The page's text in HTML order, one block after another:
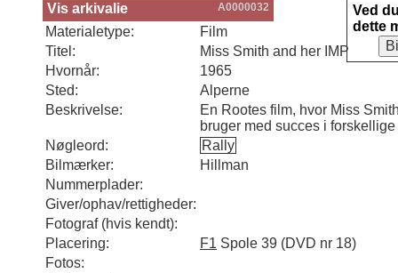
Vis arkivalie A0000032
Ved
dette
Materialetype:
Film
Titel:
Miss Smith and her IMP
Hvornår:
1965
Sted:
Alperne
Beskrivelse:
En Rootes film, hvor Miss
bruger med succes i
Nøgleord:
Rally
Bilmærker:
Hillman
Nummerplader:
Giver/ophav/rettigheder:
Fotograf (hvis kendt):
Placering:
F1 Spole 39 (DVD nr 18)
Fotos: